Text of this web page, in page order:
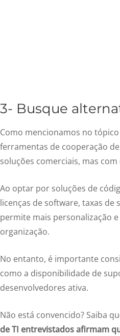
3- Busque
Como mencionamos no
ferramentas de cooperação
soluções comerciais, mas
Ao optar por soluções de
licenças de software, taxas de
permite mais personalização
organização.
No entanto, é importante
como a disponibilidade de
desenvolvedores ativa.
Não está convencido? Saiba
de TI entrevistados afirmam